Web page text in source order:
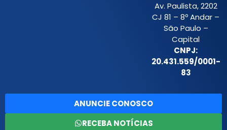
Av. Paulista, 2202
CJ 81 – 8º Andar –
São Paulo –
Capital
CNPJ:
20.431.559/0001-
83
ANUNCIE CONOSCO
RECEBA NOTÍCIAS